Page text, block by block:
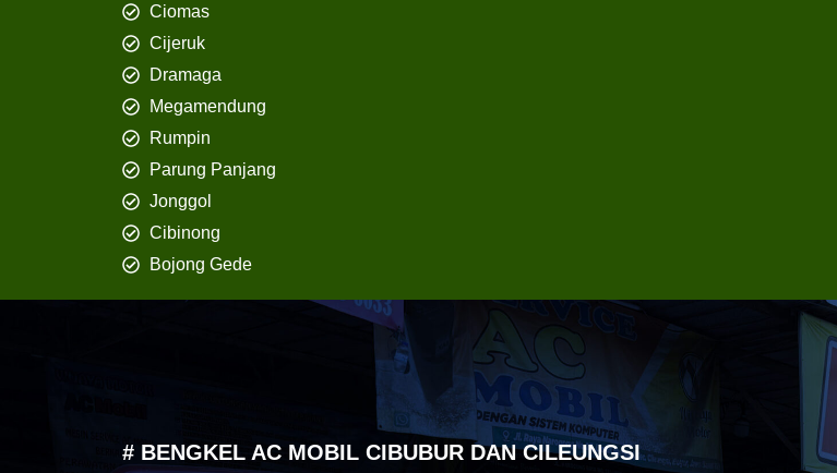
Ciomas
Cijeruk
Dramaga
Megamendung
Rumpin
Parung Panjang
Jonggol
Cibinong
Bojong Gede
# BENGKEL AC MOBIL CIBUBUR DAN CILEUNGSI